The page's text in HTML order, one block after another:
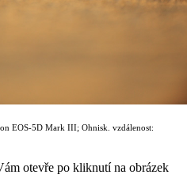
EOS-5D Mark III; Ohnisk. vzdálenost:
otevře po kliknutí na obrázek